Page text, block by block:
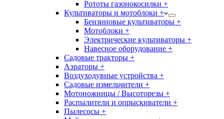
Рототы газонокосилки +
Культиваторы и мотоблоки +
Бензиновые культиваторы +
Мотоблоки +
Электрические культиваторы +
Навесное оборудование +
Садовые тракторы +
Аэраторы +
Воздуходувные устройства +
Садовые измельчители +
Мотоножницы / Высоторезы +
Распылители и опрыскиватели +
Пылесосы +